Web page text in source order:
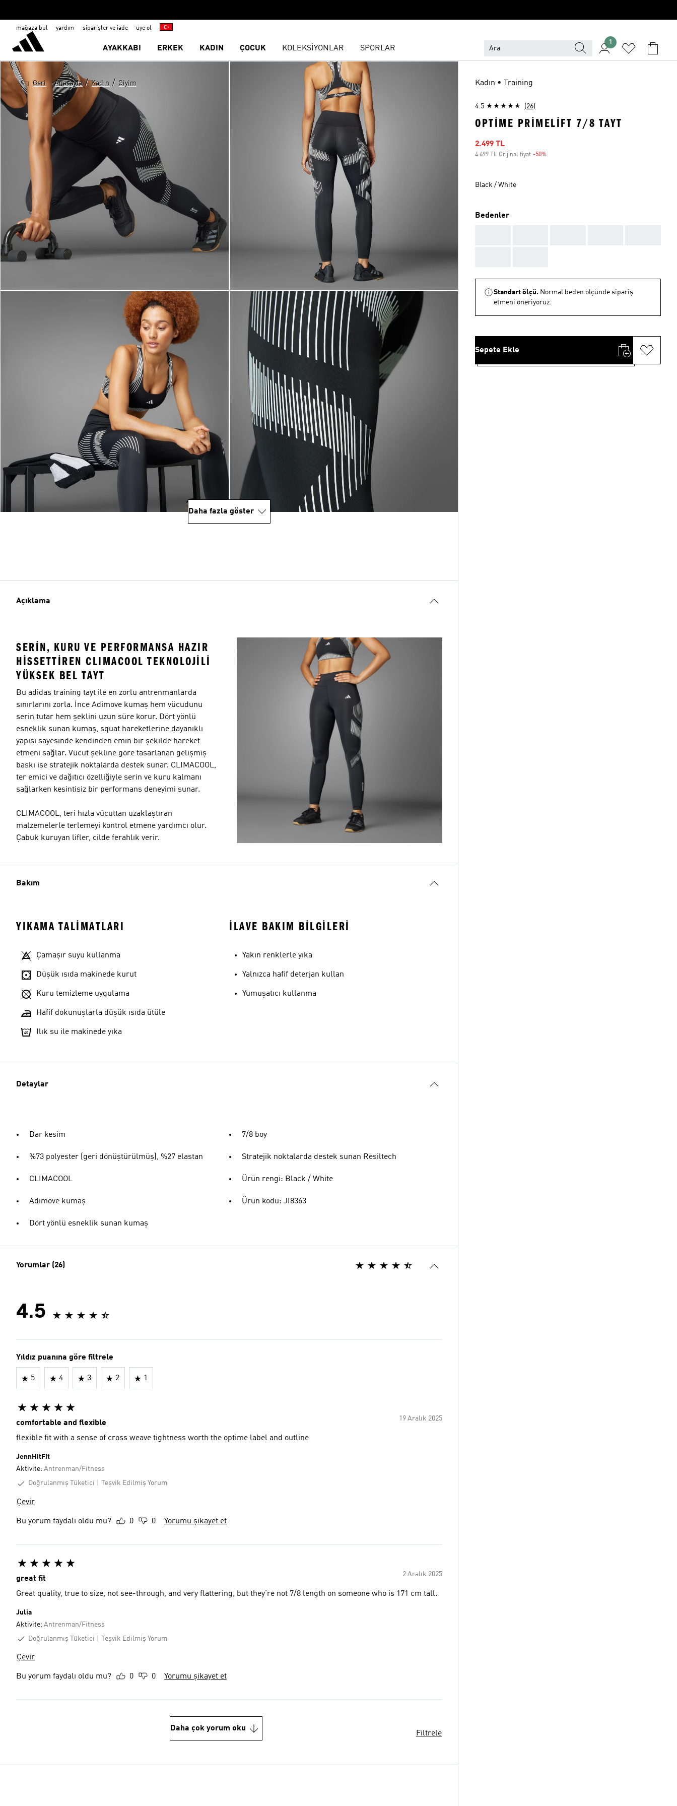
mağaza bul yardım siparişler ve iade üye ol
AYAKKABI ERKEK KADIN ÇOCUK KOLEKSİYONLAR SPORLAR
1
Geri Anasayfa / Kadın / Giyim
Daha fazla göster
Açıklama
SERIN, KURU VE PERFORMANSA HAZIR
HISSETTIREN CLIMACOOL TEKNOLOJILI
YÜKSEK BEL TAYT
Bu adidas training tayt ile en zorlu antrenmanlarda
sınırlarını zorla. İnce Adimove kumaş hem vücudunu
serin tutar hem şeklini uzun süre korur. Dört yönlü
esneklik sunan kumaş, squat hareketlerine dayanıklı
yapısı sayesinde kendinden emin bir şekilde hareket
etmeni sağlar. Vücut şekline göre tasarlanan gelişmiş
baskı ise stratejik noktalarda destek sunar. CLIMACOOL,
ter emici ve dağıtıcı özelliğiyle serin ve kuru kalmanı
sağlarken kesintisiz bir performans deneyimi sunar.
CLIMACOOL, teri hızla vücuttan uzaklaştıran
malzemelerle terlemeyi kontrol etmene yardımcı olur.
Çabuk kuruyan lifler, cilde ferahlık verir.
Bakım
YIKAMA TALIMATLARI
Çamaşır suyu kullanma
Düşük ısıda makinede kurut
Kuru temizleme uygulama
Hafif dokunuşlarla düşük ısıda ütüle
Ilık su ile makinede yıka
İLAVE BAKIM BILGILERI
Yakın renklerle yıka
Yalnızca hafif deterjan kullan
Yumuşatıcı kullanma
Detaylar
Dar kesim
%73 polyester (geri dönüştürülmüş), %27 elastan
CLIMACOOL
Adimove kumaş
Dört yönlü esneklik sunan kumaş
7/8 boy
Stratejik noktalarda destek sunan Resiltech
Ürün rengi: Black / White
Ürün kodu: JI8363
Yorumlar (26)
4.5
Yıldız puanına göre filtrele
5 4 3 2 1
19 Aralık 2025
comfortable and flexible
flexible fit with a sense of cross weave tightness worth the optime label and outline
JennHitFit
Aktivite: Antrenman/Fitness
Doğrulanmış Tüketici
Teşvik Edilmiş Yorum
Çevir
Bu yorum faydalı oldu mu? 0 0 Yorumu şikayet et
2 Aralık 2025
great fit
Great quality, true to size, not see-through, and very flattering, but they’re not 7/8 length on someone who is 171 cm tall.
Julia
Aktivite: Antrenman/Fitness
Doğrulanmış Tüketici
Teşvik Edilmiş Yorum
Çevir
Bu yorum faydalı oldu mu? 0 0 Yorumu şikayet et
Daha çok yorum oku
Filtrele
Kadın • Training
4.5 (26)
OPTIME PRIMELIFT 7/8 TAYT
İndirimli fiyat
2.499 TL
4.699 TL Orijinal fiyat -50%
Black / White
Bedenler
Standart ölçü. Normal beden ölçünde sipariş
etmeni öneriyoruz.
Sepete Ekle